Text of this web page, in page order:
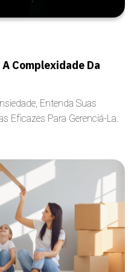
Complexidade Da
Entenda Suas
Eficazes Para Gerenciá-La.